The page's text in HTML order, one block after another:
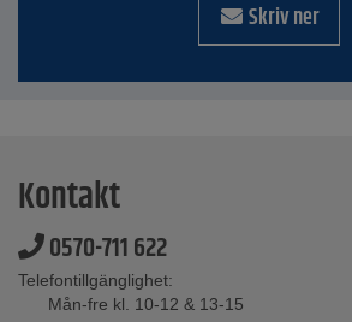
Skriv ner
Kontakt
0570-711 622
Telefontillgänglighet:
Mån-fre kl. 10-12 & 13-15